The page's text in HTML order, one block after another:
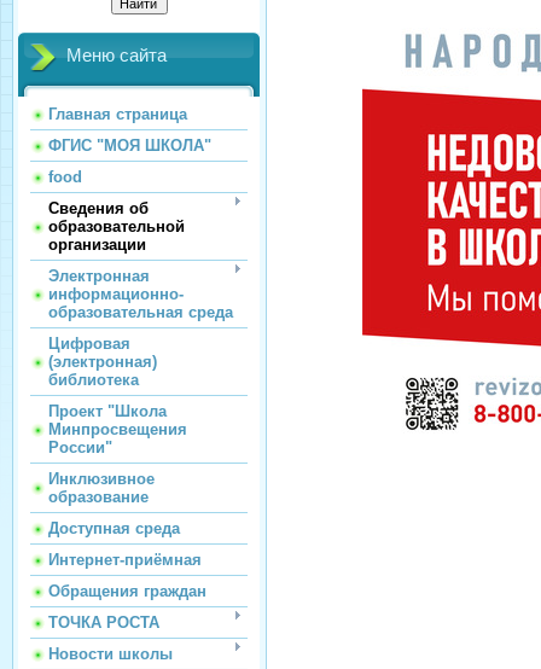
Меню сайта
Главная страница
ФГИС "МОЯ ШКОЛА"
food
Сведения об
образовательной
организации
Электронная
информационно-
образовательная среда
Цифровая
(электронная)
библиотека
Проект "Школа
Минпросвещения
России"
Инклюзивное
образование
Доступная среда
Интернет-приёмная
Обращения граждан
ТОЧКА РОСТА
Новости школы